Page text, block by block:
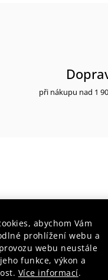
abychom Vám
prohlížení webu a
webu neustále
funkce, výkon a
Více informací.
při nákupu nad 1
na gymnastickém nářadí a
plawilu - jedná se o
bezpečný pro